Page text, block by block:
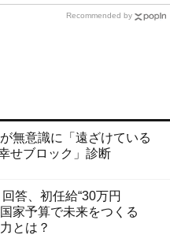
Recommended by
無意識に「遠ざけている
せブロック」診断
答、初任給“30万円
家予算で未来をつくる
とは？